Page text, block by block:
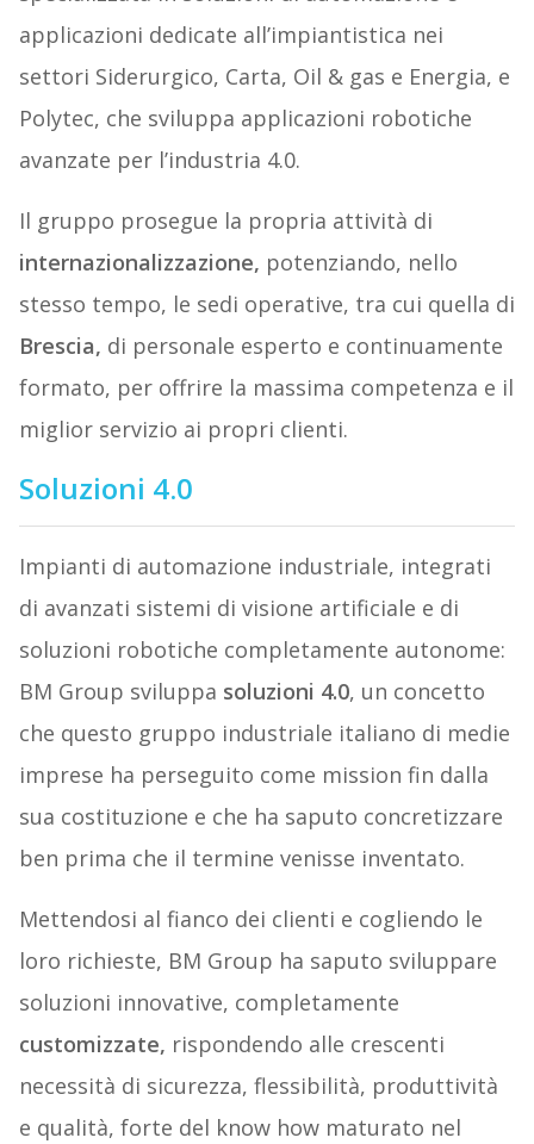
applicazioni dedicate all’impiantistica nei
settori Siderurgico, Carta, Oil & gas e Energia, e
Polytec, che sviluppa applicazioni robotiche
avanzate per l’industria 4.0.
Il gruppo prosegue la propria attività di
internazionalizzazione, potenziando, nello
stesso tempo, le sedi operative, tra cui quella di
Brescia, di personale esperto e continuamente
formato, per offrire la massima competenza e il
miglior servizio ai propri clienti.
Soluzioni 4.0
Impianti di automazione industriale, integrati
di avanzati sistemi di visione artificiale e di
soluzioni robotiche completamente autonome:
BM Group sviluppa soluzioni 4.0, un concetto
che questo gruppo industriale italiano di medie
imprese ha perseguito come mission fin dalla
sua costituzione e che ha saputo concretizzare
ben prima che il termine venisse inventato.
Mettendosi al fianco dei clienti e cogliendo le
loro richieste, BM Group ha saputo sviluppare
soluzioni innovative, completamente
customizzate, rispondendo alle crescenti
necessità di sicurezza, flessibilità, produttività
e qualità, forte del know how maturato nel